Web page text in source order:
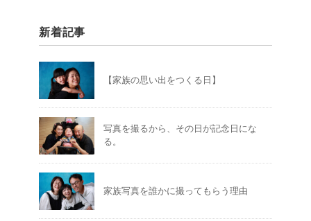
新着記事
【家族の思い出をつくる日】
写真を撮るから、その日が記念日にな
る。
家族写真を誰かに撮ってもらう理由